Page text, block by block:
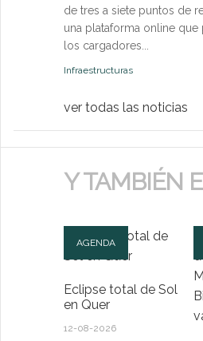
de tres a siete puntos de
una plataforma online que
los cargadores...
Infraestructuras
ver todas las noticias
Y TAMBIÉN
AGENDA
Eclipse total de Sol
en Quer
12-08-2026